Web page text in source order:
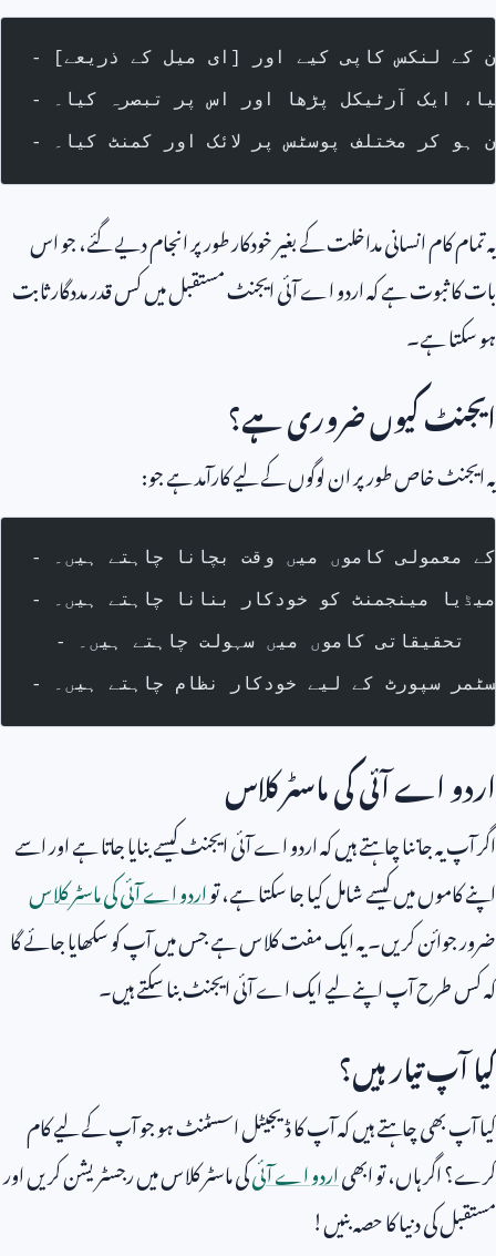
ایک آرٹیکل پڑھا اور اس پر تبصرہ کیا۔
ہو کر مختلف پوسٹس پر لائک اور کمنٹ کیا۔
یہ تمام کام انسانی مداخلت کے بغیر خودکار طور پر انجام دیے گئے، جو اس
بات کا ثبوت ہے کہ اردو اے آئی ایجنٹ مستقبل میں کس قدر مددگار ثابت
ہو سکتا ہے۔
ایجنٹ کیوں ضروری ہے؟
یہ ایجنٹ خاص طور پر ان لوگوں کے لیے کارآمد ہے جو:
کے معمولی کاموں میں وقت بچانا چاہتے ہیں۔
میڈیا مینجمنٹ کو خودکار بنانا چاہتے ہیں۔
- تحقیقاتی کاموں میں سہولت چاہتے ہیں۔
سپورٹ کے لیے خودکار نظام چاہتے ہیں۔
اردو اے آئی کی ماسٹر کلاس
اگر آپ یہ جاننا چاہتے ہیں کہ اردو اے آئی ایجنٹ کیسے بنایا جاتا ہے اور اسے
اپنے کاموں میں کیسے شامل کیا جا سکتا ہے، تواردو اے آئی کی ماسٹر کلاس
ضرور جوائن کریں۔ یہ ایک مفت کلاس ہے جس میں آپ کو سکھایا جائے گا
کہ کس طرح آپ اپنے لیے ایک اے آئی ایجنٹ بنا سکتے ہیں۔
کیا آپ تیار ہیں؟
کیا آپ بھی چاہتے ہیں کہ آپ کا ڈیجیٹل اسسٹنٹ ہو جو آپ کے لیے کام
کرے؟ اگر ہاں، تو ابھیاردو اے آئیکی ماسٹر کلاس میں رجسٹریشن کریں اور
مستقبل کی دنیا کا حصہ بنیں!